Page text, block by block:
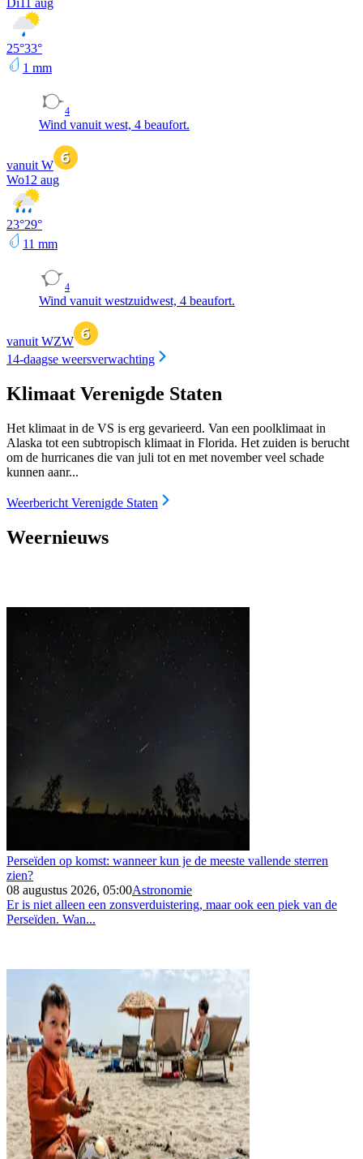
Di 11 aug
25°33°
1 mm
4
Wind vanuit west, 4 beaufort.
vanuit W
Wo12 aug
23°29°
11 mm
4
Wind vanuit westzuidwest, 4 beaufort.
vanuit WZW
14-daagse weersverwachting
Klimaat Verenigde Staten
Het klimaat in de VS is erg gevarieerd. Van een poolklimaat in
Alaska tot een subtropisch klimaat in Florida. Het zuiden is berucht
om de hurricanes die van juli tot en met november veel schade
kunnen aanr...
Weerbericht Verenigde Staten
Weernieuws
Perseïden op komst: wanneer kun je de meeste vallende sterren
zien?
08 augustus 2026, 05:00Astronomie
Er is niet alleen een zonsverduistering, maar ook een piek van de
Perseïden. Wan...